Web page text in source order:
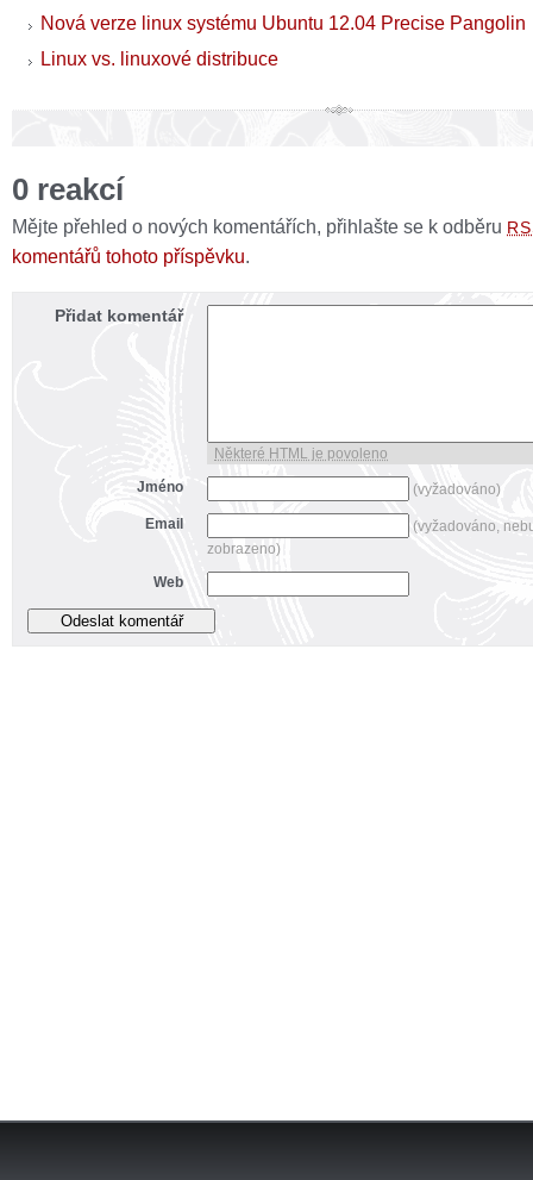
Nová verze linux systému Ubuntu 12.04 Precise Pangolin
Linux vs. linuxové distribuce
0 reakcí
Mějte přehled o nových komentářích, přihlašte se k odběru
komentářů tohoto příspěvku.
Přidat komentář
Některé HTML je povoleno
Jméno
(vyžadováno)
Email
(vyžadováno,
zobrazeno)
Web